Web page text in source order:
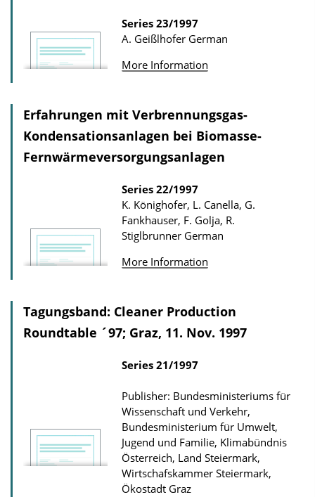
d
s
i
o
n
w
n
l
o
a
d
s
Series 23/1997
A. Geißlhofer German
More Information
Erfahrungen mit Verbrennungsgas-
Kondensationsanlagen bei Biomasse-
Fernwärmeversorgungsanlagen
Series 22/1997
K. Könighofer, L. Canella, G.
Fankhauser, F. Golja, R.
Stiglbrunner German
More Information
Tagungsband: Cleaner Production
Roundtable ´97; Graz, 11. Nov. 1997
Series 21/1997
Publisher: Bundesministeriums für
Wissenschaft und Verkehr,
Bundesministerium für Umwelt,
Jugend und Familie, Klimabündnis
Österreich, Land Steiermark,
Wirtschafskammer Steiermark,
Ökostadt Graz